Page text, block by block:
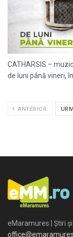
CATHARSIS –
de luni până vineri,
ANTERIOR
eMaramures | Știri